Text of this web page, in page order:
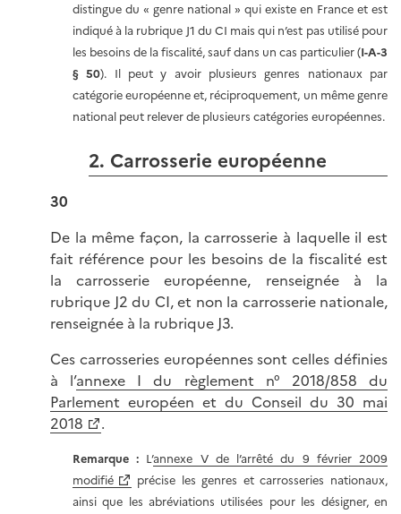
distingue du « genre national » qui existe en France et est
indiqué à la rubrique J1 du CI mais qui n’est pas utilisé pour
les besoins de la fiscalité, sauf dans un cas particulier (I-A-3
§ 50). Il peut y avoir plusieurs genres nationaux par
catégorie européenne et, réciproquement, un même genre
national peut relever de plusieurs catégories européennes.
2. Carrosserie européenne
30
De la même façon, la carrosserie à laquelle il est
fait référence pour les besoins de la fiscalité est
la carrosserie européenne, renseignée à la
rubrique J2 du CI, et non la carrosserie nationale,
renseignée à la rubrique J3.
Ces carrosseries européennes sont celles définies
à l’annexe I du règlement n° 2018/858 du
Parlement européen et du Conseil du 30 mai
2018
.
Remarque : L’annexe V de l’arrêté du 9 février 2009
modifié
précise les genres et carrosseries nationaux,
ainsi que les abréviations utilisées pour les désigner, en